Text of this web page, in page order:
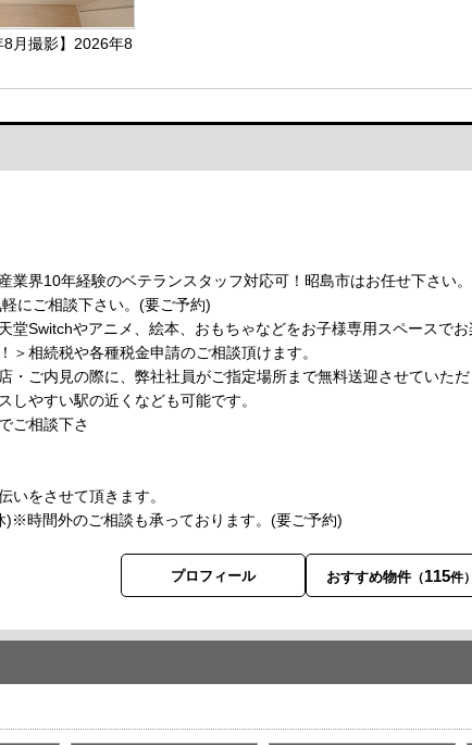
8月撮影】2026年8
業界10年経験のベテランスタッフ対応可！昭島市はお任せ下さい。
にご相談下さい。(要ご予約)
堂Switchやアニメ、絵本、おもちゃなどをお子様専用スペースでお
＞相続税や各種税金申請のご相談頂けます。
・ご内見の際に、弊社社員がご指定場所まで無料送迎させていた
しやすい駅の近くなども可能です。
ご相談下さ
。
いをさせて頂きます。
時間外のご相談も承っております。(要ご予約)
プロフィール おすすめ物件 （115件）